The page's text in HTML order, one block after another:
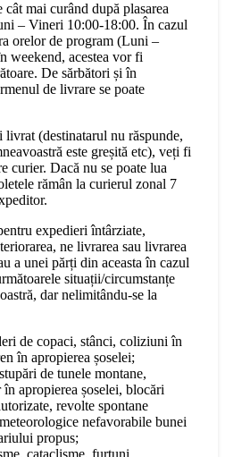
mai curând după plasarea
– Vineri 10:00-18:00. În cazul
orelor de program (Luni –
weekend, acestea vor fi
De sărbători și în
de livrare se poate
(destinatarul nu răspunde,
este greșită etc), veți fi
curier. Dacă nu se poate lua
rămân la curierul zonal 7
expedieri întârziate,
ne livrarea sau livrarea
a unei părți din aceasta în cazul
situații/circumstanțe
dar nelimitându-se la
de copaci, stânci, coliziuni în
în apropierea șoselei;
de tunele montane,
apropierea șoselei, blocări
revolte spontane
nefavorabile bunei
propus;